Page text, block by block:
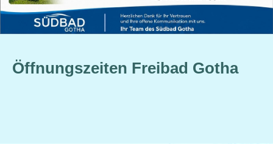
Öffnungszeiten Freibad Gotha